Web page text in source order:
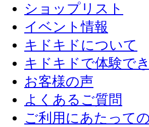
ショップリスト
イベント情報
キドキドについて
キドキドで体験で
お客様の声
よくあるご質問
ご利用にあたって